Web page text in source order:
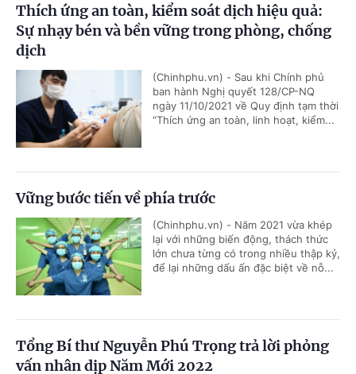
Thích ứng an toàn, kiểm soát dịch hiệu quả:
Sự nhạy bén và bền vững trong phòng, chống
dịch
(Chinhphu.vn) - Sau khi Chính phủ
ban hành Nghị quyết 128/CP-NQ
ngày 11/10/2021 về Quy định tạm thời
“Thích ứng an toàn, linh hoạt, kiểm...
Vững bước tiến về phía trước
(Chinhphu.vn) - Năm 2021 vừa khép
lại với những biến động, thách thức
lớn chưa từng có trong nhiều thập kỷ,
để lại những dấu ấn đặc biệt về nỗ...
Tổng Bí thư Nguyễn Phú Trọng trả lời phỏng
vấn nhân dịp Năm Mới 2022